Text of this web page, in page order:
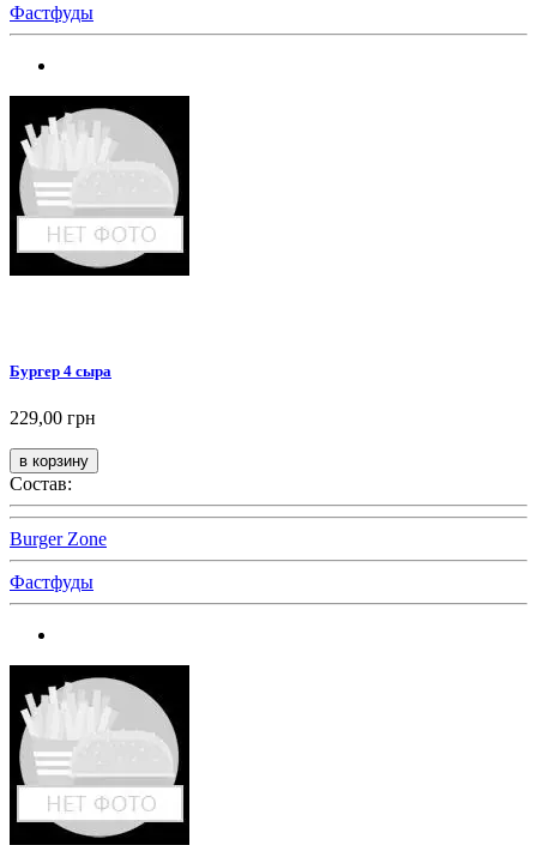
Фастфуды
Бургер 4 сыра
229,00 грн
Состав:
Burger Zone
Фастфуды